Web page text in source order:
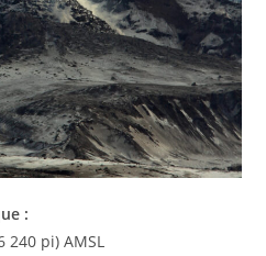
:
240 pi) AMSL